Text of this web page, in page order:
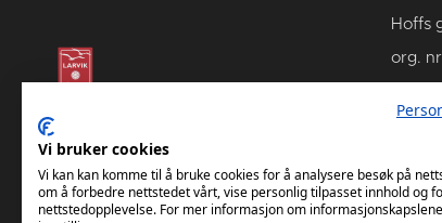
Hoffs
org.
Vi bruker cookies
Vi kan kan komme til å bruke cookies for å analysere besøk på
om å forbedre nettstedet vårt, vise personlig tilpasset innhold og
nettstedopplevelse. For mer informasjon om